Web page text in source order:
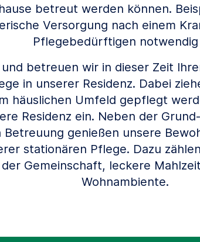
betreut werden können.
Versorgung nach einem
Pflegebedürftigen notwendig
betreuen wir in dieser Zeit
in unserer Residenz. Dabei
häuslichen Umfeld gepflegt
Residenz ein. Neben der
Betreuung genießen unsere
stationären Pflege. Dazu
Gemeinschaft, leckere
Wohnambiente.